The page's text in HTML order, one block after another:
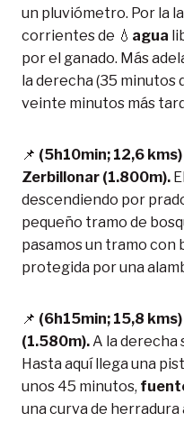
un pluviómetro. Por la
corrientes de 💧 agua
por el ganado. Más
la derecha (35 minutos
veinte minutos más
📌 (5h10min; 12,6
Zerbillonar (1.800m).
descendiendo por
pequeño tramo de
pasamos un tramo con
protegida por una
📌 (6h15min; 15,8
(1.580m).A la derecha
Hasta aquí llega una
unos 45 minutos,
una curva de herradura